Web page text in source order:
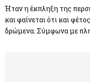
Ήταν η έκπληξη της
και φαίνεται ότι και
δρώμενα. Σύμφωνα με